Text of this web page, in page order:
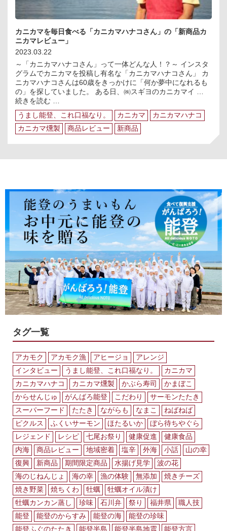
介
カニカマを毎日食べる「カニカマハナコさん」の「新商品カ
ニカマレビュー」
2023.03.22
～「カニカマハナコさん」って一体どんな人！？～ インスタ
グラムでカニカマを投稿し有名な「カニカマハナコさん」 カ
ニカマハナコさんは60歳をきっかけに「何か夢中になれるも
の」を探していました。 ある日、㈱スギヨのカニカマイ …
続きを読む
ニ
カ
マ
を
毎
「カ
ニ
カ
マ
ハ
ナ
コ
さ
ん」
の
「新
商
品
カ
ビ
ュ
ー」
…
うまし能登、これ口福なり。
カニカマ
カニカマハナコ
カニカマ燻製
商品レビュー 新商品
タグ一覧
アカモク アカモク漁 アヒージョ
アレンジ
インタビュー
うまし能登、これ口福なり。
カニカマ
カニカマハナコ
カニカマ燻製 かぶら寿司
かまぼこ
からせんじゅ
がんばろ能登 こだわり
サーモンたたき
スーパーフード
たたき ながらも なまこ
ねばねば
ピクルス
ふくいサーモン ほたるいか
ぼら待ちやぐら
レジェンド
レシピ 七尾お祭り 健康促進
健康食品
内海
商品レビュー 地域密着 塩辛 外海 小話
山の幸
復興
新商品 期間限定商品 水揚げ見学
波の花
海のじねんじょ
海の幸 漁の体験 無添加
焼きチーズ
焼き野菜
焼ちくわ 牡蠣
牡蠣オイル漬け
牡蠣カンカン蒸し
珍味 石川弁 祭り 福井県
職人技
能登
能登のからすみ 能登の海
能登の珍味
能登ふぐのたたき
能登半島 能登半島地震 能登方言